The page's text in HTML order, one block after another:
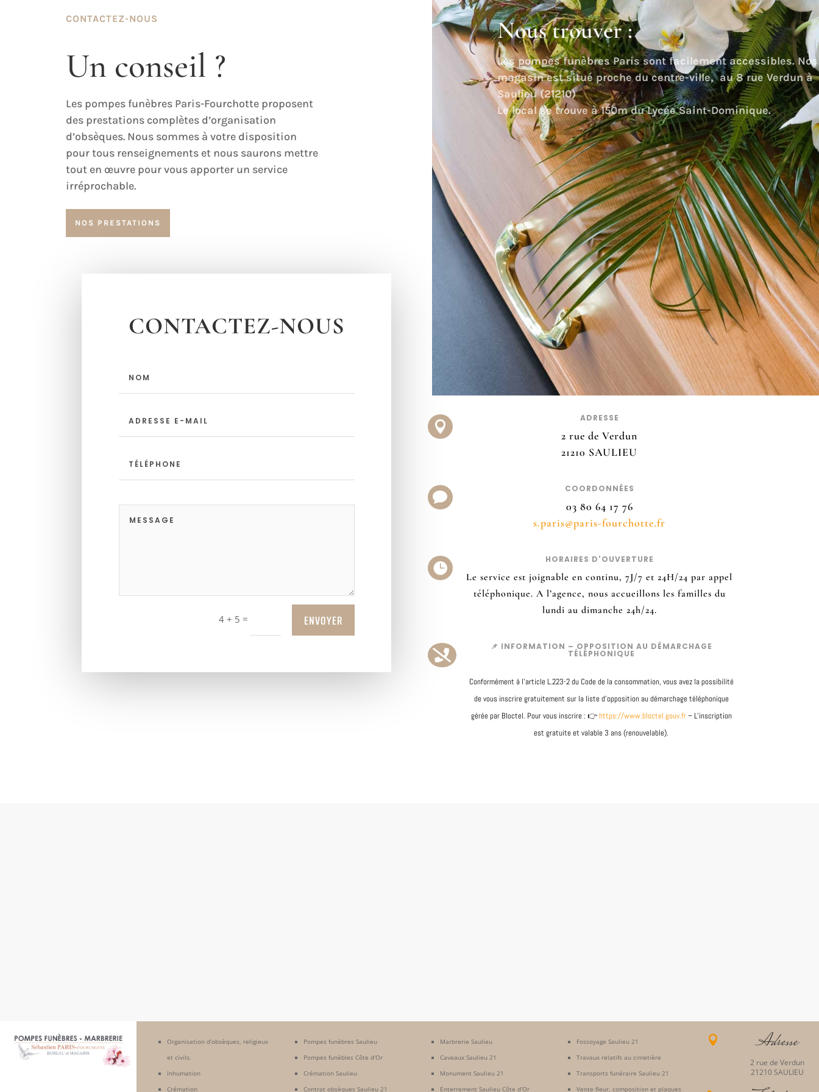
CONTACTEZ-NOUS
Un conseil ?
Les pompes funèbres Paris-Fourchotte proposent
des prestations complètes d’organisation
d’obsèques. Nous sommes à votre disposition
pour tous renseignements et nous saurons mettre
tout en œuvre pour vous apporter un service
irréprochable.
NOS PRESTATIONS
Nous trouver :
Les pompes funèbres Paris sont facilement accessibles. Nos
magasin est situé proche du centre-ville, au 8 rue Verdun à
Saulieu (21210)
Le local se trouve à 150m du Lycée Saint-Dominique.
CONTACTEZ-NOUS
4 + 5 = ENVOYER

ADRESSE
2 rue de Verdun
21210 SAULIEU

COORDONNÉES
03 80 64 17 76
s.paris@paris-fourchotte.fr

HORAIRES D'OUVERTURE
Le service est joignable en continu, 7J/7 et 24H/24 par appel
téléphonique. A l’agence, nous accueillons les familles du
lundi au dimanche 24h/24.

📌 INFORMATION – OPPOSITION AU DÉMARCHAGE
TÉLÉPHONIQUE
Conformément à l’article L.223-2 du Code de la consommation, vous avez la possibilité
de vous inscrire gratuitement sur la liste d’opposition au démarchage téléphonique
gérée par Bloctel. Pour vous inscrire : 👉https://www.bloctel.gouv.fr– L’inscription
est gratuite et valable 3 ans (renouvelable).
Organisation d’obsèques, religieux
et civils.
Inhumation
Crémation
Pompes funèbres Saulieu
Pompes funèbles Côte d’Or
Crémation Saulieu
Contrat obsèques Saulieu 21
Marbrerie Saulieu
Caveaux Saulieu 21
Monument Saulieu 21
Enterrement Saulieu Côte d’Or
Fossoyage Saulieu 21
Travaux relatifs au cimetière
Transports funéraire Saulieu 21
Vente fleur, composition et plaques
 Adresse
2 rue de Verdun
21210 SAULIEU